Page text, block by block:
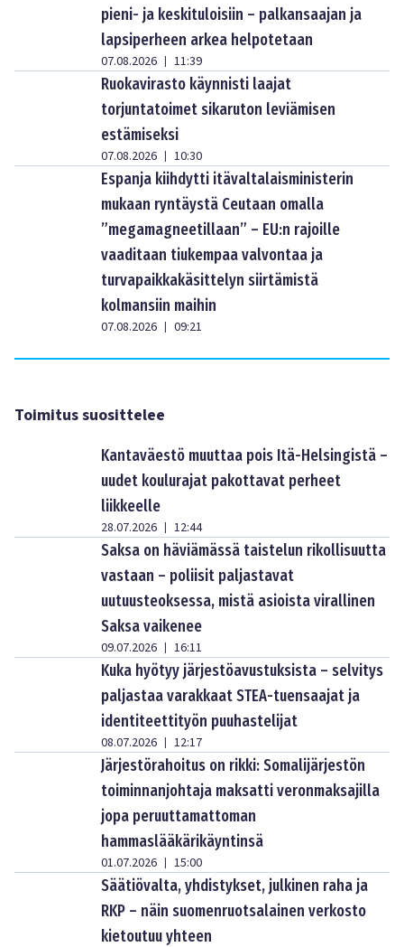
pieni- ja keskituloisiin – palkansaajan ja
lapsiperheen arkea helpotetaan
07.08.2026 | 11:39
Ruokavirasto käynnisti laajat
torjuntatoimet sikaruton leviämisen
estämiseksi
07.08.2026 | 10:30
Espanja kiihdytti itävaltalaisministerin
mukaan ryntäystä Ceutaan omalla
”megamagneetillaan” – EU:n rajoille
vaaditaan tiukempaa valvontaa ja
turvapaikkakäsittelyn siirtämistä
kolmansiin maihin
07.08.2026 | 09:21
Toimitus suosittelee
Kantaväestö muuttaa pois Itä-Helsingistä –
uudet koulurajat pakottavat perheet
liikkeelle
28.07.2026 | 12:44
Saksa on häviämässä taistelun rikollisuutta
vastaan – poliisit paljastavat
uutuusteoksessa, mistä asioista virallinen
Saksa vaikenee
09.07.2026 | 16:11
Kuka hyötyy järjestöavustuksista – selvitys
paljastaa varakkaat STEA-tuensaajat ja
identiteettityön puuhastelijat
08.07.2026 | 12:17
Järjestörahoitus on rikki: Somalijärjestön
toiminnanjohtaja maksatti veronmaksajilla
jopa peruuttamattoman
hammaslääkärikäyntinsä
01.07.2026 | 15:00
Säätiövalta, yhdistykset, julkinen raha ja
RKP – näin suomenruotsalainen verkosto
kietoutuu yhteen